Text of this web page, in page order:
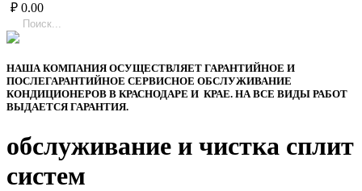
₽ 0.00
НАША КОМПАНИЯ ОСУЩЕСТВЛЯЕТ ГАРАНТИЙНОЕ И
ПОСЛЕГАРАНТИЙНОЕ СЕРВИСНОЕ ОБСЛУЖИВАНИЕ
КОНДИЦИОНЕРОВ В КРАСНОДАРЕ И КРАЕ. НА ВСЕ ВИДЫ РАБОТ
ВЫДАЕТСЯ ГАРАНТИЯ.
обслуживание и чистка сплит
систем